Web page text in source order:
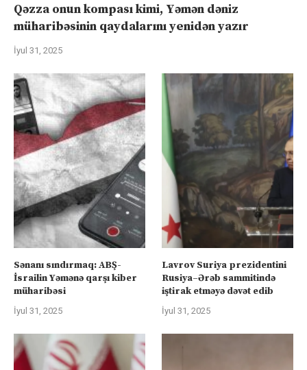
Qəzza onun kompası kimi, Yəmən dəniz
müharibəsinin qaydalarını yenidən yazır
İyul 31, 2025
Sənanı sındırmaq: ABŞ-
İsrailin Yəmənə qarşı kiber
müharibəsi
İyul 31, 2025
Lavrov Suriya prezidentini
Rusiya–Ərəb sammitində
iştirak etməyə dəvət edib
İyul 31, 2025